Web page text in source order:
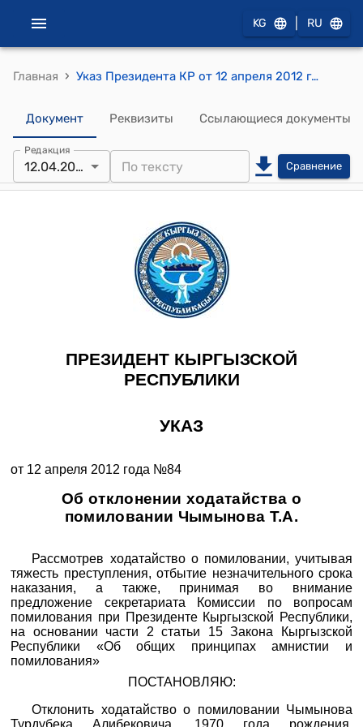
KG RU
Главная › Указ Президента КР от 12 апреля 2012 года №84 "Об отклонении ходатайства о помиловании Чымынова Т.А."
Документ Реквизиты Ссылающиеся документы
Редакция
12.04.2012 Сравнение